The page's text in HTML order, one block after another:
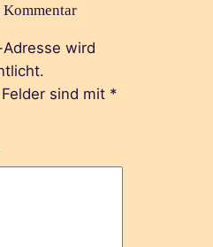
Kommentar
wird
sind mit *